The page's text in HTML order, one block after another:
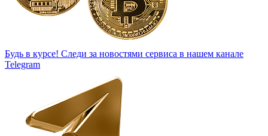
Будь в курсе! Следи за новостями сервиса в нашем канале
Telegram